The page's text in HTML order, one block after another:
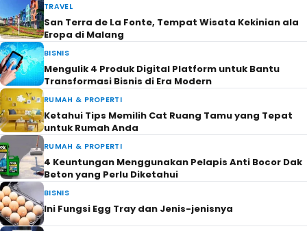
TRAVEL
San Terra de La Fonte, Tempat Wisata Kekinian ala
Eropa di Malang
BISNIS
Mengulik 4 Produk Digital Platform untuk Bantu
Transformasi Bisnis di Era Modern
RUMAH & PROPERTI
Ketahui Tips Memilih Cat Ruang Tamu yang Tepat
untuk Rumah Anda
RUMAH & PROPERTI
4 Keuntungan Menggunakan Pelapis Anti Bocor Dak
Beton yang Perlu Diketahui
BISNIS
Ini Fungsi Egg Tray dan Jenis-jenisnya